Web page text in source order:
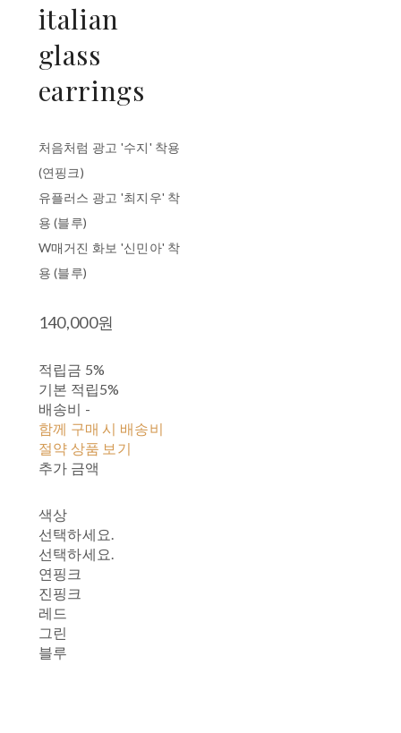
italian
glass
earrings
처음처럼 광고 '수지' 착용
(연핑크)
유플러스 광고 '최지우' 착
용 (블루)
W매거진 화보 '신민아' 착
용 (블루)
140,000원
적립금 5%
기본 적립5%
배송비 -
함께 구매 시 배송비
절약 상품 보기
추가 금액
색상
선택하세요.
선택하세요.
연핑크
진핑크
레드
그린
블루